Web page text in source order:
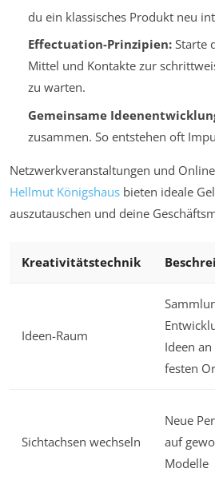
du ein klassisches Produkt neu
Effectuation-Prinzipien:Starte
Mittel und Kontakte zur
zu warten.
Gemeinsame
zusammen. So entstehen oft
Netzwerkveranstaltungen und
Hellmut Königshaus bieten ideale
auszutauschen und deine
Kreativitätstechnik
Ideen-Raum
Ideen
festen
Sichtachsen wechseln
Neue
auf
Modelle